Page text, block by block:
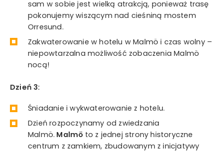
sam w sobie jest wielką atrakcją, ponieważ trasę
pokonujemy wiszącym nad cieśniną mostem
Orresund.
Zakwaterowanie w hotelu w Malmö i czas wolny –
niepowtarzalna możliwość zobaczenia Malmö
nocą!
Dzień 3:
Śniadanie i wykwaterowanie z hotelu.
Dzień rozpoczynamy od zwiedzania
Malmö. Malmö to z jednej strony historyczne
centrum z zamkiem, zbudowanym z inicjatywy